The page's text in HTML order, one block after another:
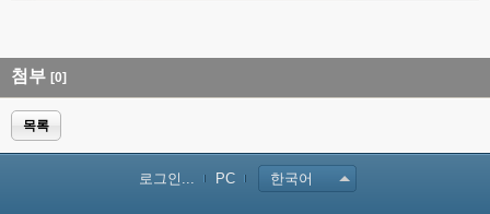
첨부 [0]
목록
로그인... PC 한국어